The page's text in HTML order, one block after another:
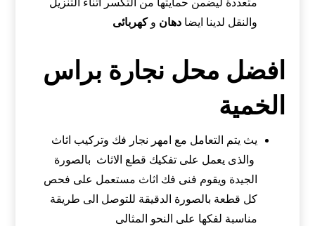
متعددة ليضمن حمايتها من التكسر اثناء التنزيل
والنقل لدينا ايضادهان وكهربائى
افضل محل نجارة براس
الخمية
يث يتم التعامل مع امهر نجار فك وتركيب اثاث
والذى يعمل على تفكيك قطع الاثاث بالصورة
الجيدة ويقوم فنى فك اثاث مستعمل على فحص
كل قطعة بالصورة الدقيقة للتوصل الى طريقة
مناسبة لفكها على النحو المثالى